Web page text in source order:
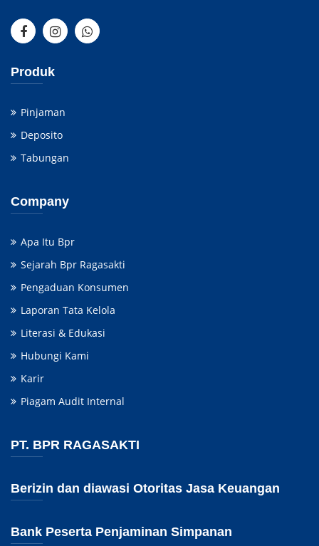
Produk
Pinjaman
Deposito
Tabungan
Company
Apa Itu Bpr
Sejarah Bpr Ragasakti
Pengaduan Konsumen
Laporan Tata Kelola
Literasi & Edukasi
Hubungi Kami
Karir
Piagam Audit Internal
PT. BPR RAGASAKTI
Berizin dan diawasi Otoritas Jasa Keuangan
Bank Peserta Penjaminan Simpanan